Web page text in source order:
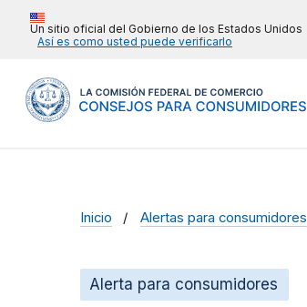
Un sitio oficial del Gobierno de los Estados Unidos
Así es como usted puede verificarlo
Inicio Alertas para consumidores
Alerta para consumidores